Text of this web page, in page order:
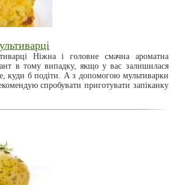
Ніжна і головне смачна ароматна
в тому випадку, якщо у вас залишилася
куди б подіти. А з допомогою мультиварки
спробувати приготувати запіканку